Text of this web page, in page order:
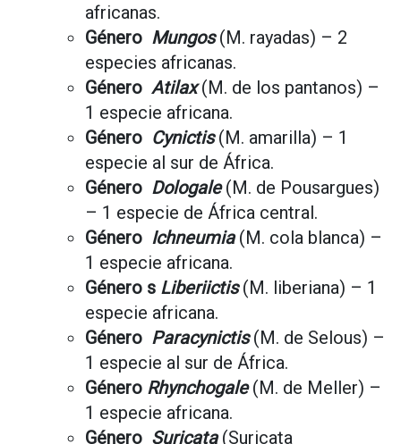
africanas.
Género Mungos (M. rayadas) – 2
especies africanas.
Género Atilax (M. de los pantanos) –
1 especie africana.
Género Cynictis (M. amarilla) – 1
especie al sur de África.
Género Dologale (M. de Pousargues)
– 1 especie de África central.
Género Ichneumia (M. cola blanca) –
1 especie africana.
Género s Liberiictis (M. liberiana) – 1
especie africana.
Género Paracynictis (M. de Selous) –
1 especie al sur de África.
Género Rhynchogale (M. de Meller) –
1 especie africana.
Género Suricata (Suricata